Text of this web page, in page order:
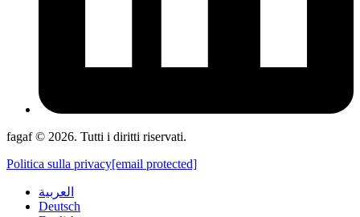
fagaf © 2026. Tutti i diritti riservati.
Politica sulla privacy[email protected]
العربية
Deutsch